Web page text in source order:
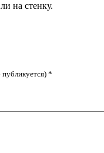
на стенку.
*